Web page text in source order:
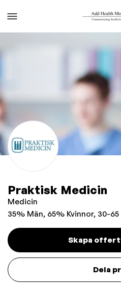
Praktisk Medicin
Medicin
35% Män, 65% Kvinnor, 30-65
Skapa
Dela